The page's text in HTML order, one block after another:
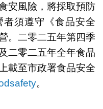
安風險，將採取預防
者須遵守《食品安全
。二零二五年第四季
二零二五年全年食品
載至市政署食品安全
。